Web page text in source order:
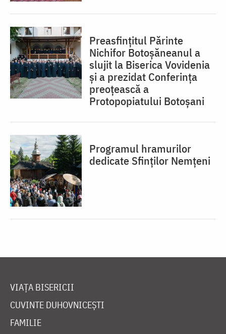
Preasfințitul Părinte
Nichifor Botoșăneanul a
slujit la Biserica Vovidenia
și a prezidat Conferința
preoțească a
Protopopiatului Botoșani
Programul hramurilor
dedicate Sfinților Nemțeni
VIAȚA BISERICII
CUVINTE DUHOVNICEȘTI
FAMILIE